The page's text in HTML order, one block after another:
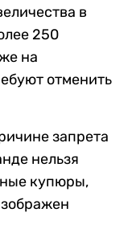
в
250
на
отменить
запрета
нельзя
купюры,